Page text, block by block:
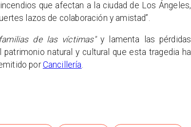
que afectan a la ciudad de Los Ángeles,
lazos de colaboración y amistad”.
de las víctimas"y lamenta las pérdidas
natural y cultural que esta tragedia ha
porCancillería